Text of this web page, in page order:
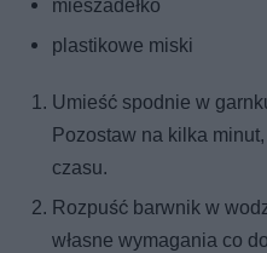
mieszadełko
plastikowe miski
Umieść spodnie w
Pozostaw na kilka
czasu.
Rozpuść barwnik w
własne wymagania co